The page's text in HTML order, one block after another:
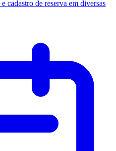
cadastro de reserva em diversas